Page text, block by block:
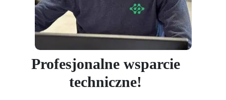
Profesjonalne wsparcie
techniczne!